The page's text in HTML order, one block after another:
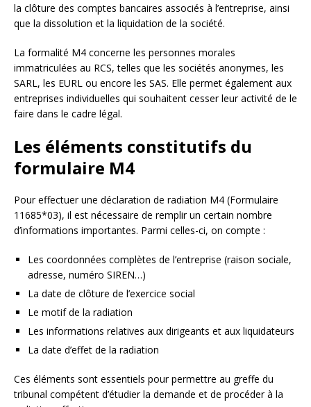
la clôture des comptes bancaires associés à l’entreprise, ainsi
que la dissolution et la liquidation de la société.
La formalité M4 concerne les personnes morales
immatriculées au RCS, telles que les sociétés anonymes, les
SARL, les EURL ou encore les SAS. Elle permet également aux
entreprises individuelles qui souhaitent cesser leur activité de le
faire dans le cadre légal.
Les éléments constitutifs du
formulaire M4
Pour effectuer une déclaration de radiation M4 (Formulaire
11685*03), il est nécessaire de remplir un certain nombre
d’informations importantes. Parmi celles-ci, on compte :
Les coordonnées complètes de l’entreprise (raison sociale,
adresse, numéro SIREN…)
La date de clôture de l’exercice social
Le motif de la radiation
Les informations relatives aux dirigeants et aux liquidateurs
La date d’effet de la radiation
Ces éléments sont essentiels pour permettre au greffe du
tribunal compétent d’étudier la demande et de procéder à la